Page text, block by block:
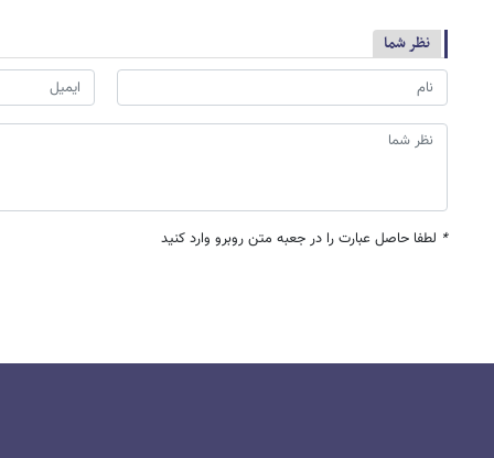
نظر شما
* لطفا حاصل عبارت را در جعبه متن روبرو وارد کنید